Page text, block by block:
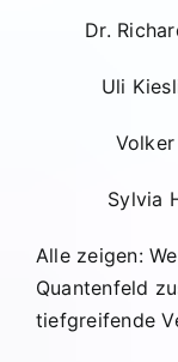
Dr.
Uli
Sylvia
Alle zeigen:
Quantenfeld
tiefgreifende